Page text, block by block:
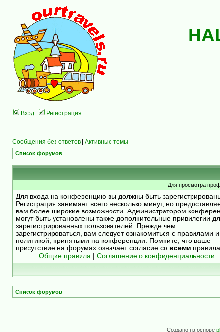
Вход Регистрация
Сообщения без ответов | Активные темы
Список форумов
Для просмотра
Для входа на конференцию вы должны быть
Регистрация занимает всего несколько минут, но
вам более широкие возможности. Администратором
могут быть установлены также дополнительные привилегии
зарегистрированных пользователей. Прежде чем
зарегистрироваться, вам следует ознакомиться с правилами и
политикой, принятыми на конференции. Помните, что ваше
присутствие на форумах означает согласие со всеми
Общие правила
Соглашение о конфиденциальности
Список форумов
Создано на основе